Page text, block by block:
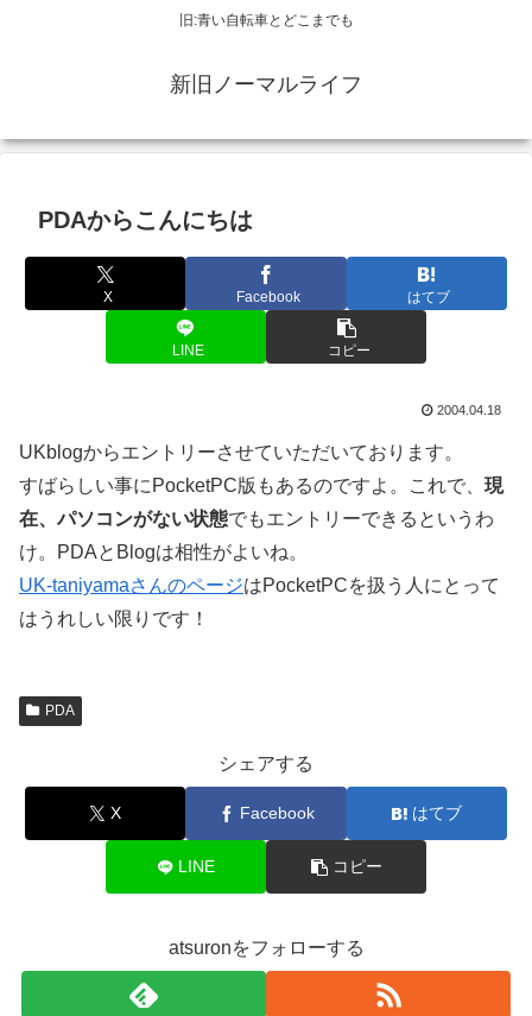
旧:青い自転車とどこまでも
新旧ノーマルライフ
PDAからこんにちは
X Facebook はてブ
LINE コピー
2004.04.18
UKblogからエントリーさせていただいております。
すばらしい事にPocketPC版もあるのですよ。これで、 現
在、パソコンがない状態でもエントリーできるというわ
け。PDAとBlogは相性がよいね。
UK-taniyamaさんのページはPocketPCを扱う人にとって
はうれしい限りです！
PDA
シェアする
X Facebook はてブ
LINE コピー
atsuronをフォローする